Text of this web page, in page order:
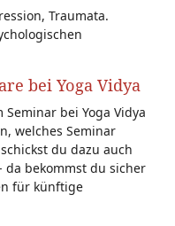
Traumata.
bei Yoga Vidya
bei Yoga Vidya
welches Seminar
du dazu auch
da bekommst du sicher
für künftige